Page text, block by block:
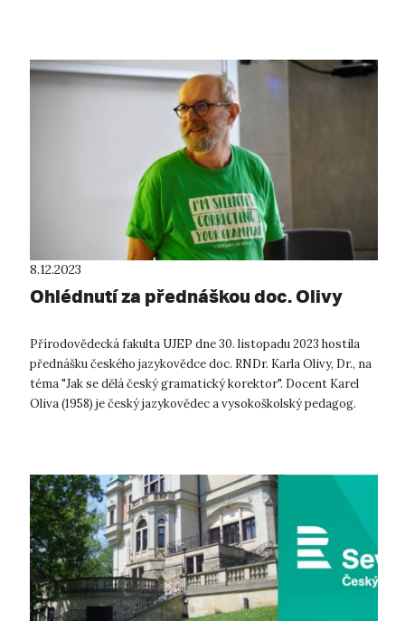
8.12.2023
Ohlédnutí za přednáškou doc. Olivy
Přírodovědecká fakulta UJEP dne 30. listopadu 2023 hostila
přednášku českého jazykovědce doc. RNDr. Karla Olivy, Dr., na
téma "Jak se dělá český gramatický korektor". Docent Karel
Oliva (1958) je český jazykovědec a vysokoškolský pedagog.